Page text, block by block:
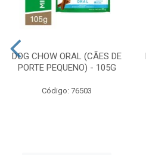
DOG CHOW ORAL (CÃES DE
PORTE PEQUENO) - 105G
Código: 76503